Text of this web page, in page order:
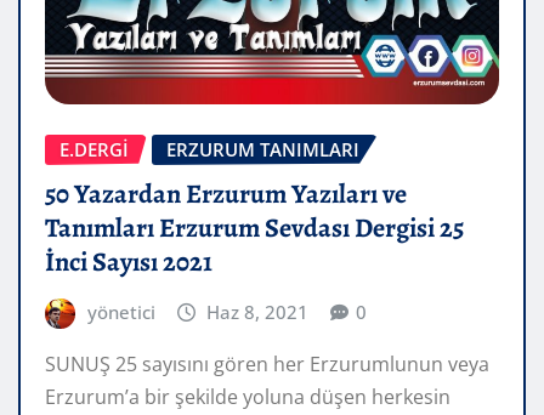
E.DERGİ ERZURUM TANIMLARI
50 Yazardan Erzurum Yazıları ve
Tanımları Erzurum Sevdası Dergisi 25
İnci Sayısı 2021
yönetici Haz 8, 2021 0
SUNUŞ 25 sayısını gören her Erzurumlunun veya
Erzurum’a bir şekilde yoluna düşen herkesin